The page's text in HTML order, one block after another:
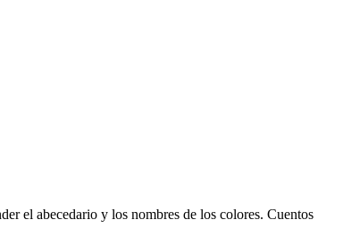
el abecedario y los nombres de los colores. Cuentos